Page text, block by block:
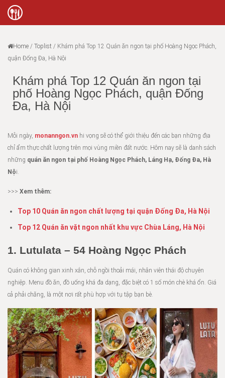
Home / Toplist / Khám phá Top 12 Quán ăn ngon tại phố Hoàng Ngọc Phách,
quận Đống Đa, Hà Nội
Khám phá Top 12 Quán ăn ngon tại
phố Hoàng Ngọc Phách, quận Đống
Đa, Hà Nội
Mỗi ngày, monanngon.vn hi vọng sẽ có thể giới thiệu đến các bạn những địa
chỉ ẩm thực chất lượng trên mọi vùng miền đất nước. Hôm nay sẽ là danh sách
những quán ăn ngon tại phố Hoàng Ngọc Phách, Láng Hạ, Đống Đa, Hà
Nội.
>>> Xem thêm:
Top 10 Quán ăn ngon chất lượng tại quận Đống Đa, Hà Nội
Top 12 Quán ăn vặt ngon nhất khu vực Chùa Láng, Hà Nội
1. Lutulata – 54 Hoàng Ngọc Phách
Quán có không gian xinh xắn, chỗ ngồi thoải mái, nhân viên thái độ chuyên
nghiệp. Menu đồ ăn, đồ uống khá đa dạng, đặc biệt có 1 số món chè khá ổn. Giá
cả phải chăng, là một nơi rất phù hợp với tụ tập bạn bè.